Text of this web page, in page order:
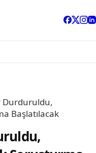
Durduruldu,
Başlatılacak